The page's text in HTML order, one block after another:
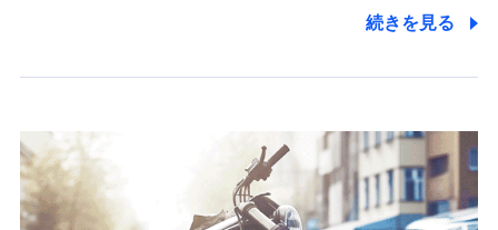
SBIリスタ少額短期保険会社
(https://www.jishin.co.jp/)
スマートプラス少額短期保険株式会社
（https://www.smartplus-insurance.com/）
続きを見る